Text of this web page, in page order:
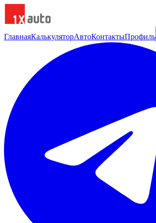
ГлавнаяКалькуляторАвтоКонтактыПрофиль